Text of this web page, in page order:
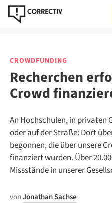
CROWDFUNDING
Recherchen
Crowd
An Hochschulen, in privaten
oder auf der Straße: Dort
begonnen, die über unsere
finanziert wurden. Über
Missstände in unserer
vonJonathan Sachse